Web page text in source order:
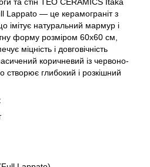
Lappato — це керамограніт з
імітує натуральний мармур і
форму розміром 60x60 см,
міцність і довговічність
коричневий із червоно-
створює глибокий і розкішний